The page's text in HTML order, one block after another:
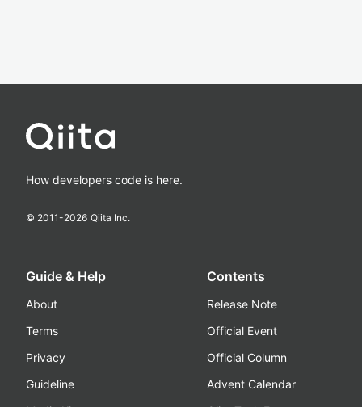
How developers code is here.
© 2011-2026 Qiita Inc.
Guide & Help
About
Terms
Privacy
Guideline
Contents
Release Note
Official Event
Official Column
Advent Calendar